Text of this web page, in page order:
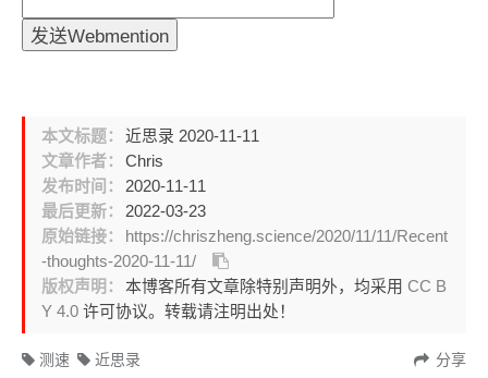
本文标题：
近思录 2020-11-11
文章作者：
Chris
发布时间：
2020-11-11
最后更新：
2022-03-23
原始链接：
https://chriszheng.science/2020/11/11/Recent
-thoughts-2020-11-11/
版权声明：
本博客所有文章除特别声明外，均采用CC B
Y 4.0许可协议。转载请注明出处！
分享
测速 近思录